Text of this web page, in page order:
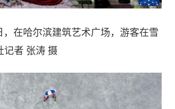
，在哈尔滨建筑艺术广场，游客在雪
记者 张涛 摄